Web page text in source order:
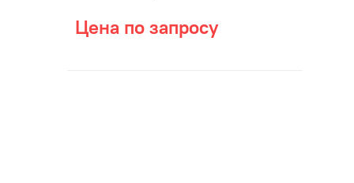
Цена по запросу